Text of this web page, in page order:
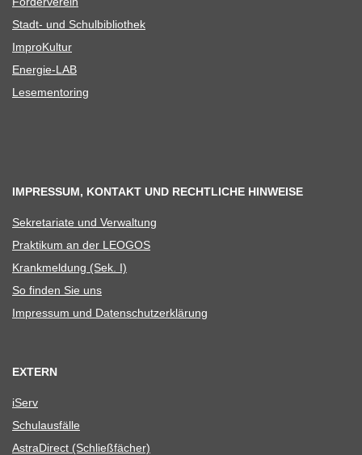
Stadt- und Schulbibliothek
Impro­Kul­tur
Ener­­gie-LAB
Lese­men­to­ring
IMPRESSUM, KONTAKT UND RECHTLICHE HINWEISE
Sekre­ta­riate und Verwaltung
Prak­ti­kum an der LEOGOS
Krank­mel­dung (Sek. I)
So fin­den Sie uns
Impres­sum und Datenschutzerklärung
EXTERN
iServ
Schul­aus­fälle
Astra­Di­rect (Schließ­fä­cher)